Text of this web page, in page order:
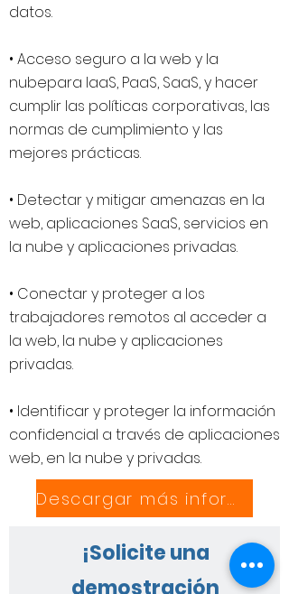
datos.
• Acceso seguro a la web y la
nubepara IaaS, PaaS, SaaS, y hacer
cumplir las políticas corporativas, las
normas de cumplimiento y las
mejores prácticas.
• Detectar y mitigar amenazas en la
web, aplicaciones SaaS, servicios en
la nube y aplicaciones privadas.
• Conectar y proteger a los
trabajadores remotos al acceder a
la web, la nube y aplicaciones
privadas.
• Identificar y proteger la información
confidencial a través de aplicaciones
web, en la nube y privadas.
Descargar más información
¡Solicite una
demostración